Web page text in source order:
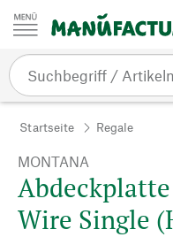
Zum Inhalt springen
Startseite Regale
MONTANA
Wire Single